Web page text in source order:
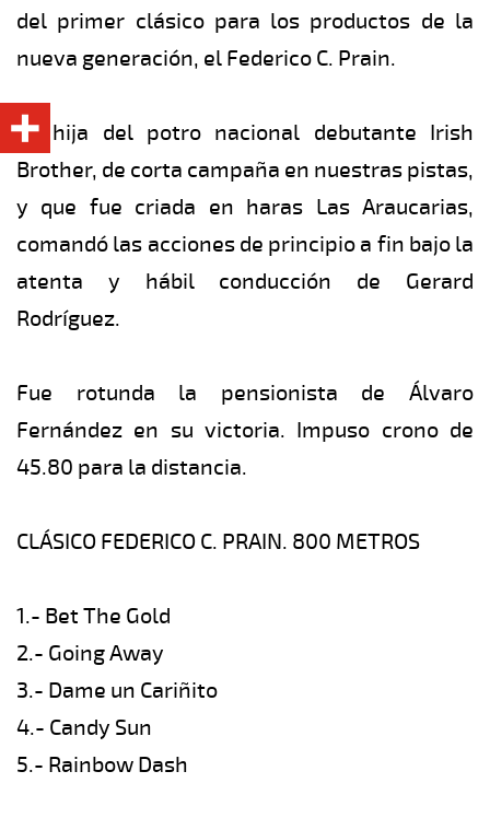
del primer clásico para los productos de la
nueva generación, el Federico C. Prain.
La hija del potro nacional debutante Irish
Brother, de corta campaña en nuestras pistas,
y que fue criada en haras Las Araucarias,
comandó las acciones de principio a fin bajo la
atenta y hábil conducción de Gerard
Rodríguez.
Fue rotunda la pensionista de Álvaro
Fernández en su victoria. Impuso crono de
45.80 para la distancia.
CLÁSICO FEDERICO C. PRAIN. 800 METROS
1.- Bet The Gold
2.- Going Away
3.- Dame un Cariñito
4.- Candy Sun
5.- Rainbow Dash